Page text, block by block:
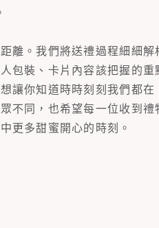
離。我們將送禮過程細細解
包裝、卡片內容該把握的重
讓你知道時時刻刻我們都在
不同，也希望每一位收到禮
更多甜蜜開心的時刻。